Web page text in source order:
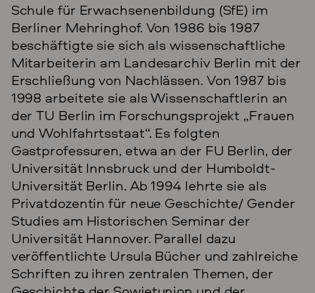
Schule für Erwachsenenbildung (SfE) im
Berliner Mehringhof. Von 1986 bis 1987
beschäftigte sie sich als wissenschaftliche
Mitarbeiterin am Landesarchiv Berlin mit der
Erschließung von Nachlässen. Von 1987 bis
1998 arbeitete sie als Wissenschaftlerin an
der TU Berlin im Forschungsprojekt „Frauen
und Wohlfahrtsstaat“. Es folgten
Gastprofessuren, etwa an der FU Berlin, der
Universität Innsbruck und der Humboldt-
Universität Berlin. Ab 1994 lehrte sie als
Privatdozentin für neue Geschichte/ Gender
Studies am Historischen Seminar der
Universität Hannover. Parallel dazu
veröffentlichte Ursula Bücher und zahlreiche
Schriften zu ihren zentralen Themen, der